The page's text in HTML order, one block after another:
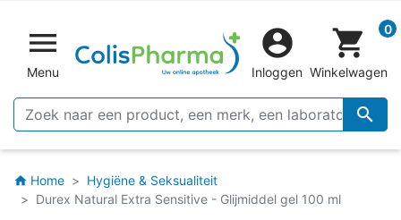

Menu


Inloggen
shopping_cart 0
Winkelwagen
home Home
Hygiëne & Seksualiteit
Durex Natural Extra Sensitive - Glijmiddel gel 100 ml